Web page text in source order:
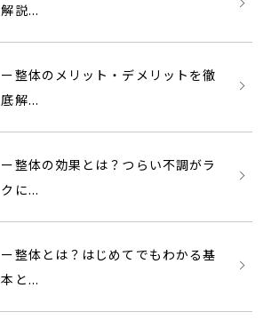
解説...
ー整体のメリット・デメリットを徹
底解...
ー整体の効果とは？つらい不調がラ
クに...
ー整体とは？はじめてでもわかる基
本と...